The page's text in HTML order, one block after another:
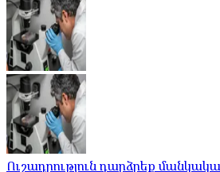
Ուշադրություն դարձրեք